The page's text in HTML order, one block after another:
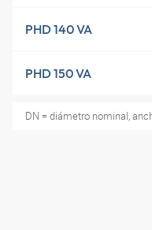
PHD 140 VA
PHD 150 VA
DN = diámetro nominal,